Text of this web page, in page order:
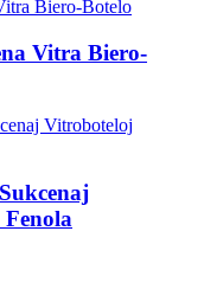
Vitra Biero-